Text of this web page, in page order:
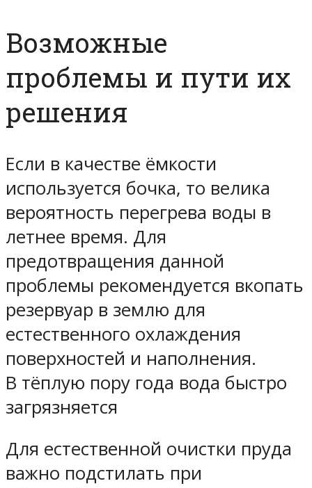
Возможные
проблемы и пути их
решения
Если в качестве ёмкости
используется бочка, то велика
вероятность перегрева воды в
летнее время. Для
предотвращения данной
проблемы рекомендуется вкопать
резервуар в землю для
естественного охлаждения
поверхностей и наполнения.
В тёплую пору года вода быстро
загрязняется
Для естественной очистки пруда
важно подстилать при